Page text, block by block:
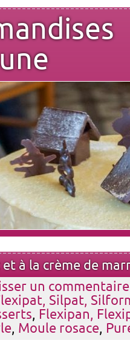
à la crème de
un commentaire
Silpat,
, Flexipan,
, Moule rosace,